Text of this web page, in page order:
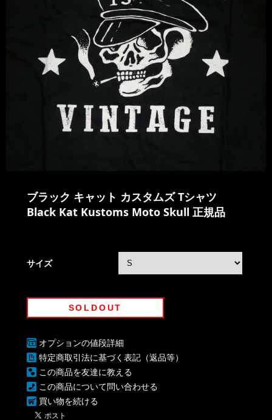
ブラック キャット カスタムズ Tシャツ
Black Kat Kustoms Moto Skull 正規品
サイズ
SOLDOUT
オプションの値段詳細
特定商取引法に基づく表記（返品等）
この商品を友達に教える
この商品について問い合わせる
買い物を続ける